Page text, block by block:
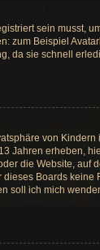
sein musst,
zum Beispiel
da sie schnell
von
Jahren erheben,
die Website, auf
Boards keine
soll ich mich